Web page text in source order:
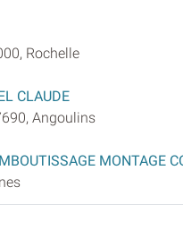
Rochelle
CLAUDE
Angoulins
MONTAGE